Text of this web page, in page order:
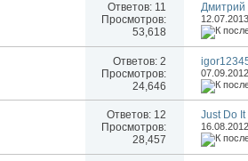
Ответов: 11
Просмотров:
53,618
Дмитрий
12.07.2013,
Ответов:2
Просмотров:
24,646
07.09.2012,
Ответов: 12
Просмотров:
28,457
Just Do It
16.08.2012,